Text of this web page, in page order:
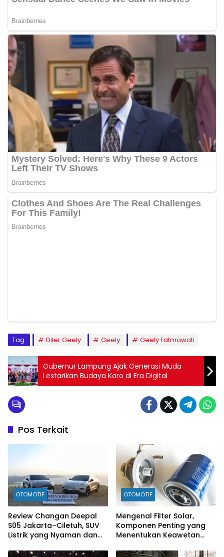
Tag: Diler Geely Geely Geely Fatmawati
Gubernur Lampung Ajak Generasi Muda
Lestarikan Budaya Karo di Era Digital
Pos Terkait
OTOMOTIF
Review Changan Deepal
S05 Jakarta–Ciletuh, SUV
Listrik yang Nyaman dan
OTOMOTIF
Mengenal Filter Solar,
Komponen Penting yang
Menentukan Keawetan